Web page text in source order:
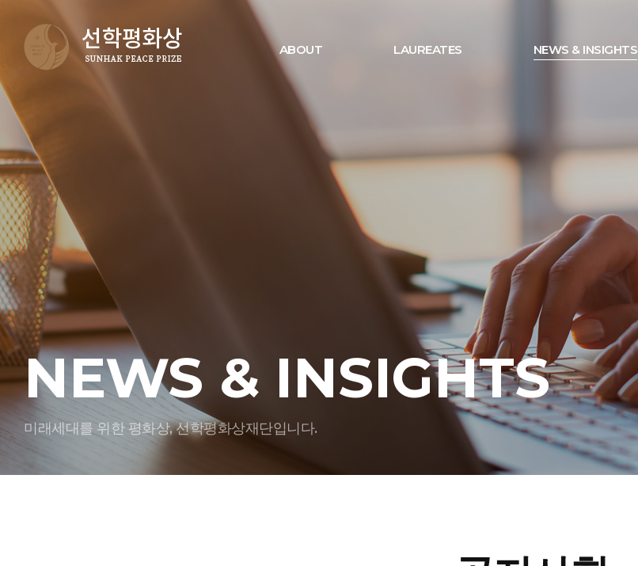
ABOUT LAUREATES NEWS & INSIGHTS
NEWS & INSIGHTS
미래세대를 위한 평화상, 선학평화상재단입니다.